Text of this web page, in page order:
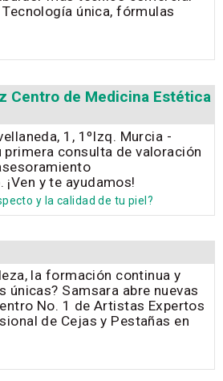
única, fórmulas
Centro de Medicina Estética
1, 1ºIzq. Murcia -
consulta de valoración
y te ayudamos!
y la calidad de tu piel?
la formación continua y
únicas? Samsara abre nuevas
No. 1 de Artistas Expertos
de Cejas y Pestañas en